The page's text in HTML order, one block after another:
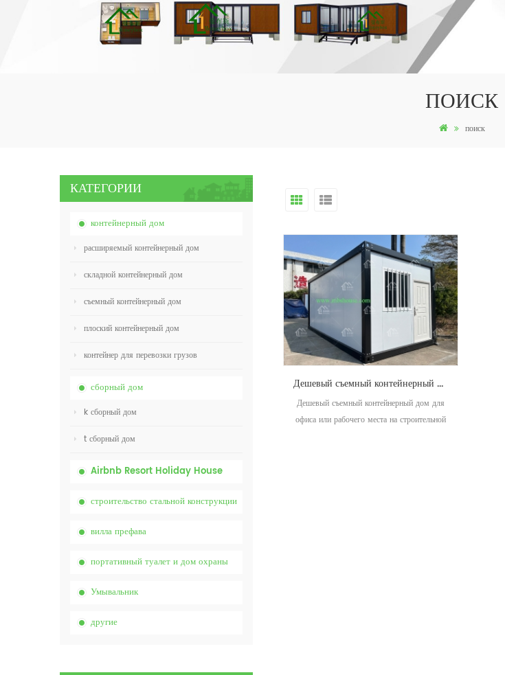
ПОИСК
поиск
КАТЕГОРИИ
контейнерный дом
расширяемый контейнерный дом
складной контейнерный дом
съемный контейнерный дом
плоский контейнерный дом
контейнер для перевозки грузов
сборный дом
k сборный дом
t сборный дом
Airbnb Resort Holiday House
строительство стальной конструкции
вилла префава
портативный туалет и дом охраны
Умывальник
другие
Дешевый съемный контейнерный дом для офиса или рабочего места на строительной площадке
Дешевый съемный контейнерный дом для
офиса или рабочего места на строительной